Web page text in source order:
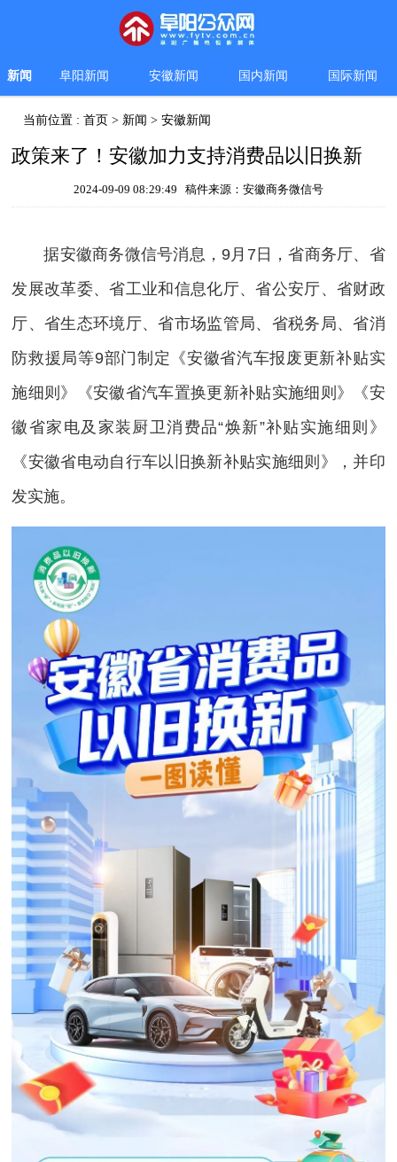
新闻 阜阳新闻 安徽新闻 国内新闻 国际新闻
当前位置 :首页 > 新闻 >安徽新闻
政策来了！安徽加力支持消费品以旧换新
2024-09-09 08:29:49 稿件来源：安徽商务微信号
据安徽商务微信号消息，9月7日，省商务厅、省
发展改革委、省工业和信息化厅、省公安厅、省财政
厅、省生态环境厅、省市场监管局、省税务局、省消
防救援局等9部门制定《安徽省汽车报废更新补贴实
施细则》《安徽省汽车置换更新补贴实施细则》《安
徽省家电及家装厨卫消费品“焕新”补贴实施细则》
《安徽省电动自行车以旧换新补贴实施细则》，并印
发实施。